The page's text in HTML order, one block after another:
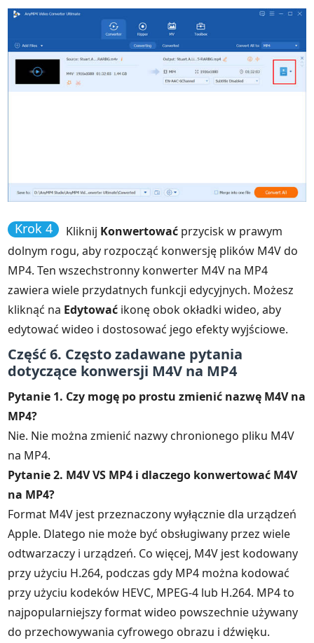
Krok 4 Kliknij Konwertować przycisk w prawym
dolnym rogu, aby rozpocząć konwersję plików M4V do
MP4. Ten wszechstronny konwerter M4V na MP4
zawiera wiele przydatnych funkcji edycyjnych. Możesz
kliknąć na Edytować ikonę obok okładki wideo, aby
edytować wideo i dostosować jego efekty wyjściowe.
Część 6. Często zadawane pytania
dotyczące konwersji M4V na MP4
Pytanie 1. Czy mogę po prostu zmienić nazwę M4V na
MP4?
Nie. Nie można zmienić nazwy chronionego pliku M4V
na MP4.
Pytanie 2. M4V VS MP4 i dlaczego konwertować M4V
na MP4?
Format M4V jest przeznaczony wyłącznie dla urządzeń
Apple. Dlatego nie może być obsługiwany przez wiele
odtwarzaczy i urządzeń. Co więcej, M4V jest kodowany
przy użyciu H.264, podczas gdy MP4 można kodować
przy użyciu kodeków HEVC, MPEG-4 lub H.264. MP4 to
najpopularniejszy format wideo powszechnie używany
do przechowywania cyfrowego obrazu i dźwięku.